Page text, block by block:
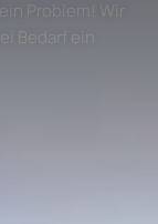
Problem! Wir
Bedarf ein